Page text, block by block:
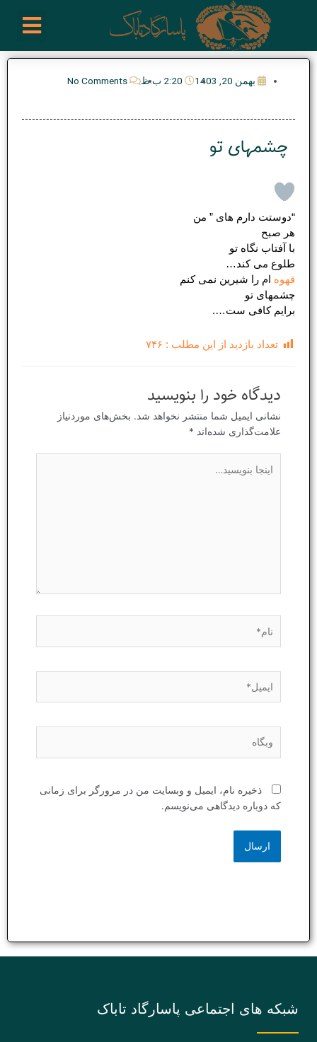
بهمن 20, 1403 2:20 ب.ظ No Comments
چشمهای تو
“دوستت دارم های ” من
هر صبح
با آفتاب نگاه تو
طلوع می کند…
قهوه ام را شیرین نمی کنم
چشمهای تو
برایم کافی ست….
تعداد بازدید از این مطلب : ۷۴۶
دیدگاه‌ خود را بنویسید
نشانی ایمیل شما منتشر نخواهد شد. بخش‌های موردنیاز
علامت‌گذاری شده‌اند *
بنویسید…
وبگاه
ذخیره نام، ایمیل و وبسایت من در مرورگر برای زمانی
که دوباره دیدگاهی می‌نویسم.
شبکه های اجتماعی پاسارگاد تاباک